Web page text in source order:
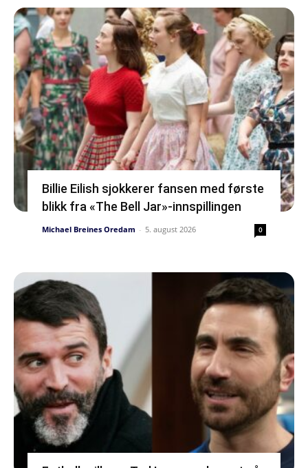
Billie Eilish sjokkerer fansen med første
blikk fra «The Bell Jar»-innspillingen
Michael Breines Oredam - 5. august 2026 0